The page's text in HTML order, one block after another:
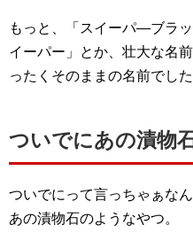
もっと、「スイーパ―ブラ
イーパー」とか、壮大な名
ったくそのままの名前でした
ついでにあの漬物
ついでにって言っちゃぁな
あの漬物石のようなやつ。